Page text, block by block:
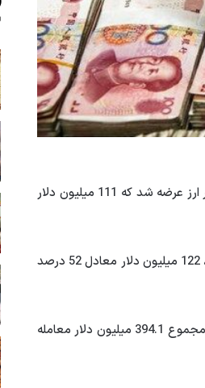
طبق گزارشات بازار امروز یکشنبه سیزدهم است اسفند در ماه 1402 در مجموع 233 میلیون دلار ارز عرضه شد که 111 میلیون دلار
به این ترتیب در معاملات امروز سامانه نیما، از مجموع 233 میلیون دلار حواله ارزی عرضه شده، 122 میلیون دلار معادل 52 درصد
این در حالی است که معاملات دیروز 288.8 میلیون دلار معامله شد که نشان دهنده 73 دلار از مجموع 394.1 میلیون دلار معامله